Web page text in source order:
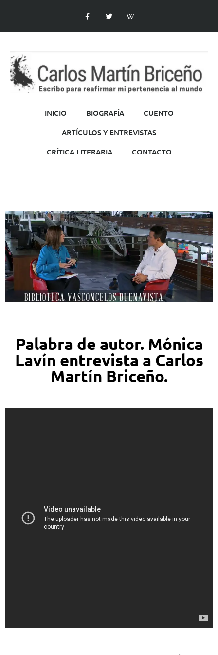
INICIO BIOGRAFÍA
CUENTO
ARTÍCULOS Y ENTREVISTAS
CRÍTICA LITERARIA
CONTACTO
Palabra de autor. Mónica
Lavín entrevista a Carlos
Martín Briceño.